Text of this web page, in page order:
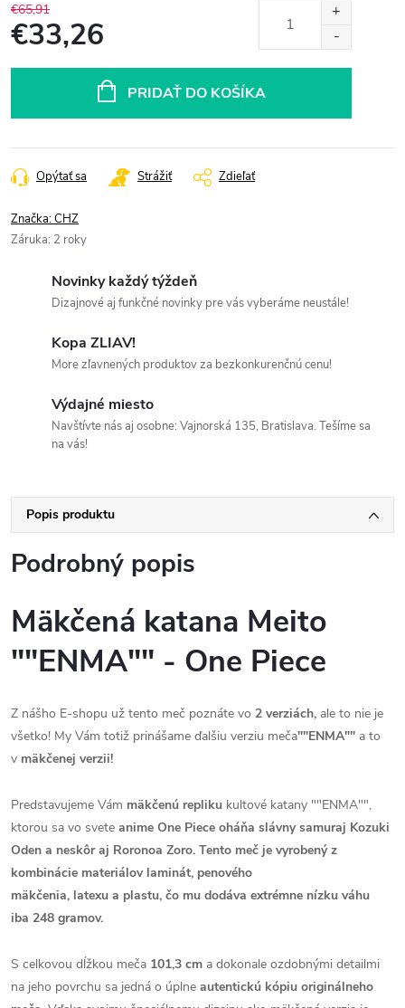
€65,91
€33,26
PRIDAŤ DO KOŠÍKA
Opýtať sa Strážiť Zdieľať
Značka:CHZ
Záruka: 2 roky
Novinky každý týždeň
Dizajnové aj funkčné novinky pre vás vyberáme neustále!
Kopa ZLIAV!
More zľavnených produktov za bezkonkurenčnú cenu!
Výdajné miesto
Navštívte nás aj osobne: Vajnorská 135, Bratislava. Tešíme sa
na vás!
Popis produktu
Podrobný popis
Mäkčená katana Meito
""ENMA"" - One Piece
Z nášho E-shopu už tento meč poznáte vo 2 verziách, ale to nie je
všetko! My Vám totiž prinášame ďalšiu verziu meča""ENMA"" a to
v mäkčenej verzii!
Predstavujeme Vám mäkčenú repliku kultové katany ""ENMA"",
ktorou sa vo svete anime One Piece oháňa slávny samuraj Kozuki
Oden a neskôr aj Roronoa Zoro. Tento meč je vyrobený z
kombinácie materiálov laminát, penového
mäkčenia, latexu a plastu, čo mu dodáva extrémne nízku váhu
iba 248 gramov.
S celkovou dĺžkou meča 101,3 cm a dokonale ozdobnými detailmi
na jeho povrchu sa jedná o úplne autentickú kópiu originálneho